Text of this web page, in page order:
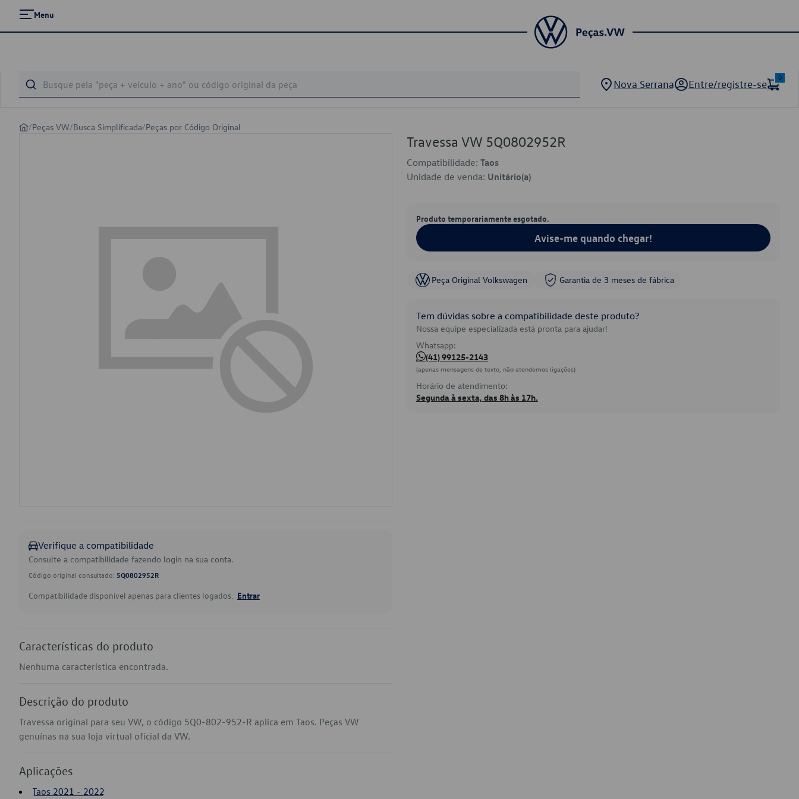
Menu
Nova Serrana Entre/registre-se
0
/Peças VW/Busca Simplificada/Peças por Código Original
Verifique a compatibilidade
Consulte a compatibilidade fazendo login na sua conta.
Código original consultado: 5Q0802952R
Compatibilidade disponível apenas para clientes logados. Entrar
Características do produto
Nenhuma característica encontrada.
Descrição do produto
Travessa original para seu VW, o código 5Q0-802-952-R aplica em Taos. Peças VW
genuínas na sua loja virtual oficial da VW.
Aplicações
Taos 2021 - 2022
Travessa VW 5Q0802952R
Compatibilidade: Taos
Unidade de venda: Unitário(a)
Produto temporariamente esgotado.
Avise-me quando chegar!
Peça Original Volkswagen Garantia de 3 meses de fábrica
Tem dúvidas sobre a compatibilidade deste produto?
Nossa equipe especializada está pronta para ajudar!
Whatsapp:
(41) 99125-2143
(apenas mensagens de texto, não atendemos ligações)
Horário de atendimento:
Segunda à sexta, das 8h às 17h.